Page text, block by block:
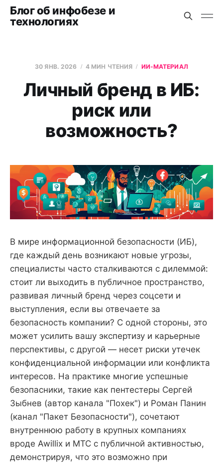
Блог об инфобезе и
технологиях
30 ЯНВ. 2026 4 МИН ЧТЕНИЯ ИИ-МАТЕРИАЛ
Личный бренд в ИБ:
риск или
возможность?
В мире информационной безопасности (ИБ),
где каждый день возникают новые угрозы,
специалисты часто сталкиваются с дилеммой:
стоит ли выходить в публичное пространство,
развивая личный бренд через соцсети и
выступления, если вы отвечаете за
безопасность компании? С одной стороны, это
может усилить вашу экспертизу и карьерные
перспективы, с другой — несет риски утечек
конфиденциальной информации или конфликта
интересов. На практике многие успешные
безопасники, такие как пентестеры Сергей
Зыбнев (автор канала "Похек") и Роман Панин
(канал "Пакет Безопасности"), сочетают
внутреннюю работу в крупных компаниях
вроде Awillix и МТС с публичной активностью,
демонстрируя, что это возможно при